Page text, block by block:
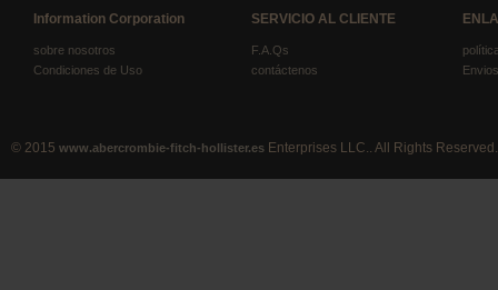
Information Corporation
sobre nosotros
Condiciones de Uso
SERVICIO AL CLIENTE
F.A.Qs
contáctenos
© 2015 www.abercrombie-fitch-hollister.es Enterprises LLC.. All Rights Reserved.